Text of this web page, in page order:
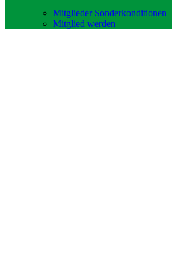
Mitglieder Sonderkonditionen
Mitglied werden